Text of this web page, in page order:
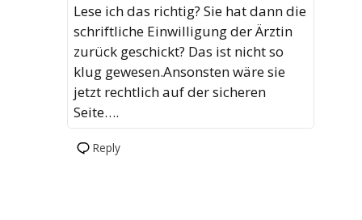
Lese ich das richtig? Sie hat dann die
schriftliche Einwilligung der Ärztin
zurück geschickt? Das ist nicht so
klug gewesen.Ansonsten wäre sie
jetzt rechtlich auf der sicheren
Seite….
Reply